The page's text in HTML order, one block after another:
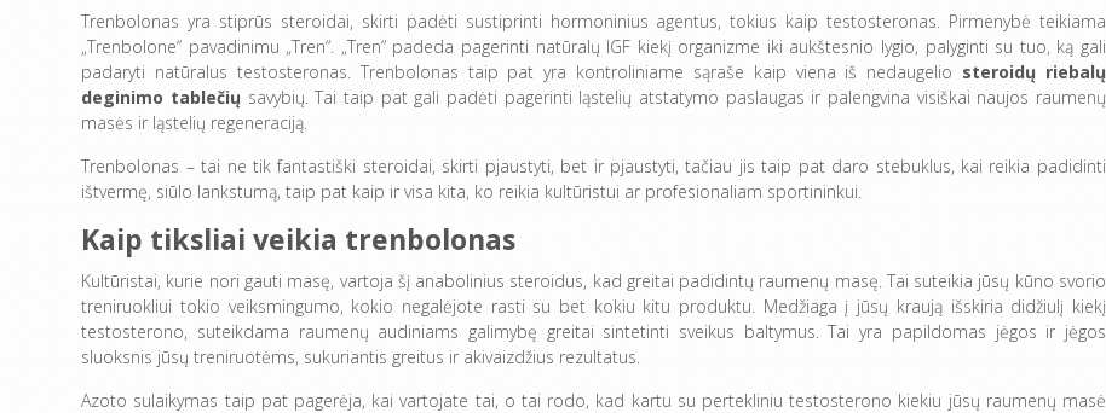
Trenbolonas yra stiprūs steroidai, skirti padėti sustiprinti hormoninius agentus, tokius kaip testosteronas. Pirmenybė teikiama
„Trenbolone“ pavadinimu „Tren“. „Tren“ padeda pagerinti natūralų IGF kiekį organizme iki aukštesnio lygio, palyginti su tuo, ką gali
padaryti natūralus testosteronas. Trenbolonas taip pat yra kontroliniame sąraše kaip viena iš nedaugelio steroidų riebalų
deginimo tablečių savybių. Tai taip pat gali padėti pagerinti ląstelių atstatymo paslaugas ir palengvina visiškai naujos raumenų
masės ir ląstelių regeneraciją.
Trenbolonas – tai ne tik fantastiški steroidai, skirti pjaustyti, bet ir pjaustyti, tačiau jis taip pat daro stebuklus, kai reikia padidinti
ištvermę, siūlo lankstumą, taip pat kaip ir visa kita, ko reikia kultūristui ar profesionaliam sportininkui.
Kaip tiksliai veikia trenbolonas
Kultūristai, kurie nori gauti masę, vartoja šį anabolinius steroidus, kad greitai padidintų raumenų masę. Tai suteikia jūsų kūno svorio
treniruokliui tokio veiksmingumo, kokio negalėjote rasti su bet kokiu kitu produktu. Medžiaga į jūsų kraują išskiria didžiulį kiekį
testosterono, suteikdama raumenų audiniams galimybę greitai sintetinti sveikus baltymus. Tai yra papildomas jėgos ir jėgos
sluoksnis jūsų treniruotėms, sukuriantis greitus ir akivaizdžius rezultatus.
Azoto sulaikymas taip pat pagerėja, kai vartojate tai, o tai rodo, kad kartu su pertekliniu testosterono kiekiu jūsų raumenų masė